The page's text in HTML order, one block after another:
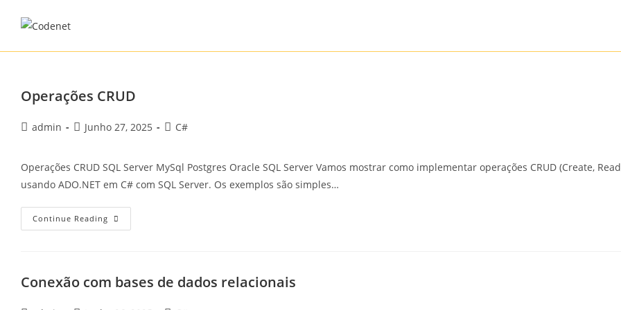
Operações CRUD
Postadmin
PostJunho 27, 2025
PostC#
Operações CRUD SQL Server MySql Postgres Oracle SQL Server Vamos mostrar como implementar operações CRUD (Create,
usando ADO.NET em C# com SQL Server. Os exemplos são simples…
Continue Reading Operações
CRUD
Conexão com bases de dados relacionais